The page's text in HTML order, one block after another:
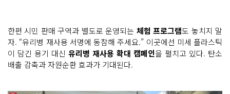
한편 시민 판매 구역과 별도로 운영되는 체험 프로그램도 놓치지 말
자. “유리병 재사용 서명에 동참해 주세요.” 이곳에선 미세 플라스틱
이 담긴 용기 대신 유리병 재사용 확대 캠페인을 펼치고 있다. 탄소
배출 감축과 자원순환 효과가 기대된다.